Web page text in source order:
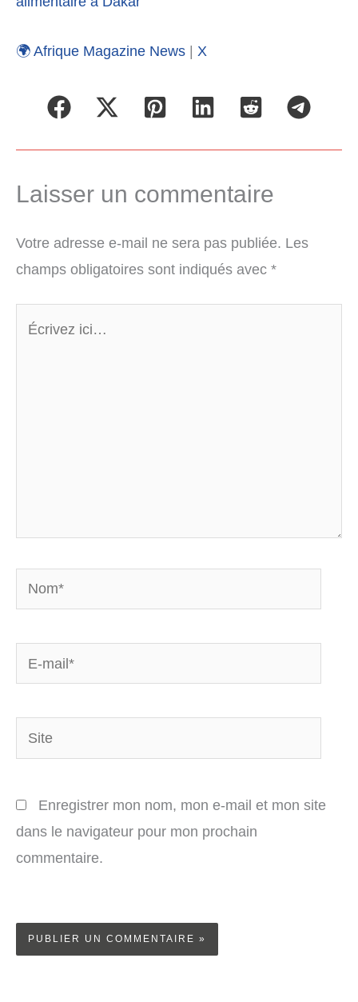
🌍 Afrique Magazine News | X
Laisser un commentaire
Votre adresse e-mail ne sera pas publiée. Les
champs obligatoires sont indiqués avec *
Nom*
E-
mail*
Site
Enregistrer mon nom, mon e-mail et mon site
dans le navigateur pour mon prochain
commentaire.